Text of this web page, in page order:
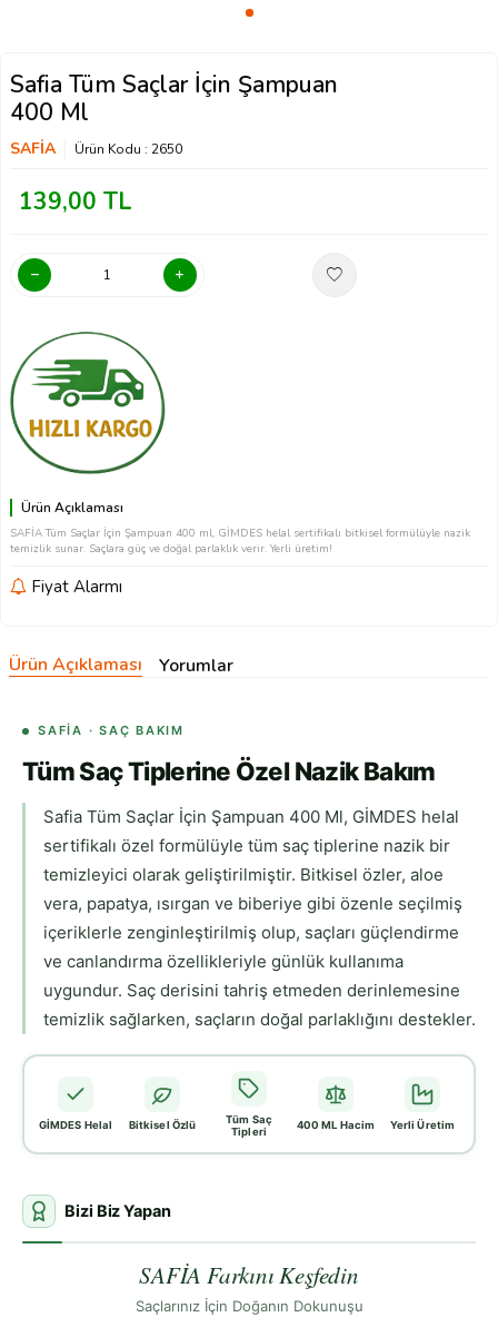
Safia Tüm Saçlar İçin Şampuan
400 Ml
SAFİA Ürün Kodu : 2650
139,00 TL
Ürün Açıklaması
SAFİA Tüm Saçlar İçin Şampuan 400 ml, GİMDES helal sertifikalı bitkisel formülüyle nazik
temizlik sunar. Saçlara güç ve doğal parlaklık verir. Yerli üretim!
Fiyat Alarmı
Ürün Açıklaması Yorumlar
SAFİA · SAÇ BAKIM
Tüm Saç Tiplerine Özel Nazik Bakım
Safia Tüm Saçlar İçin Şampuan 400 Ml, GİMDES helal
sertifikalı özel formülüyle tüm saç tiplerine nazik bir
temizleyici olarak geliştirilmiştir. Bitkisel özler, aloe
vera, papatya, ısırgan ve biberiye gibi özenle seçilmiş
içeriklerle zenginleştirilmiş olup, saçları güçlendirme
ve canlandırma özellikleriyle günlük kullanıma
uygundur. Saç derisini tahriş etmeden derinlemesine
temizlik sağlarken, saçların doğal parlaklığını destekler.
GİMDES Helal Bitkisel Özlü
Tüm Saç
Tipleri
400 ML Hacim Yerli Üretim
Bizi Biz Yapan
SAFİA Farkını Keşfedin
Saçlarınız İçin Doğanın Dokunuşu